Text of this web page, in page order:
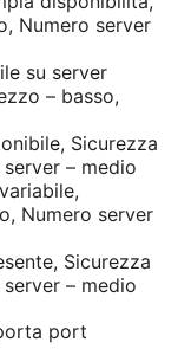
Numero server
su server
– basso,
Sicurezza
– medio
Numero server
Sicurezza
– medio
port